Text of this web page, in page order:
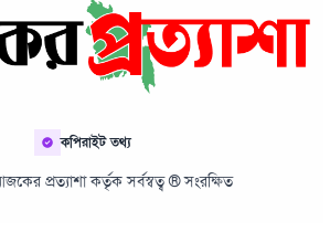
কপিরাইট তথ্য
প্রত্যাশা কর্তৃক সর্বস্বত্ব ® সংরক্ষিত